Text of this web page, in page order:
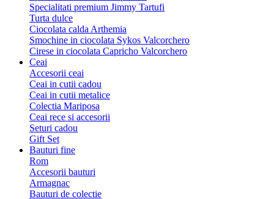
Specialitati premium Jimmy Tartufi
Turta dulce
Ciocolata calda Arthemia
Smochine in ciocolata Sykos Valcorchero
Cirese in ciocolata Capricho Valcorchero
Ceai
Accesorii ceai
Ceai in cutii cadou
Ceai in cutii metalice
Colectia Mariposa
Ceai rece si accesorii
Seturi cadou
Gift Set
Bauturi fine
Rom
Accesorii bauturi
Armagnac
Bauturi de colectie